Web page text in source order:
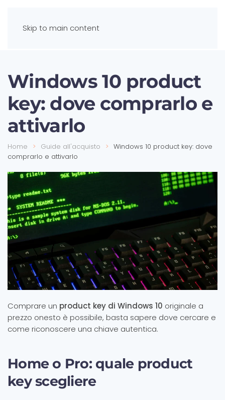
Skip to main content
Windows 10 product
key: dove comprarlo e
attivarlo
Home Guide all'acquisto
Windows 10 product key: dove
comprarlo e attivarlo
Comprare un product key di Windows 10 originale a
prezzo onesto è possibile, basta sapere dove cercare e
come riconoscere una chiave autentica.
Home o Pro: quale product
key scegliere